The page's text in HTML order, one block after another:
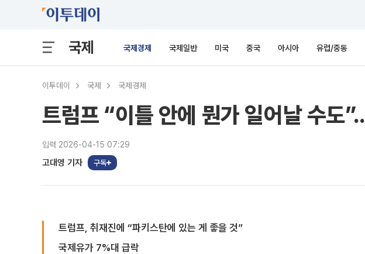
국제 국제경제 국제일반 미국 중국 아시아 유럽/중동
이투데이 국제 국제경제
트럼프 “이틀 안에 뭔가 일어날 수도
입력 2026-04-15 07:29
고대영 기자 구독
트럼프, 취재진에 “파키스탄에 있는 게 좋을 것”
국제유가 7%대 급락